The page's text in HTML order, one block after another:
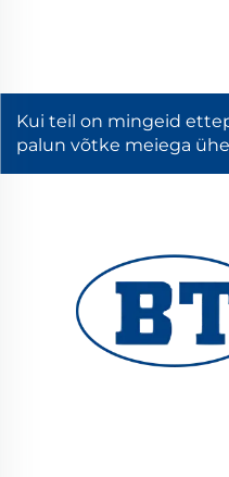
Kui teil on mingeid
palun võtke meiega